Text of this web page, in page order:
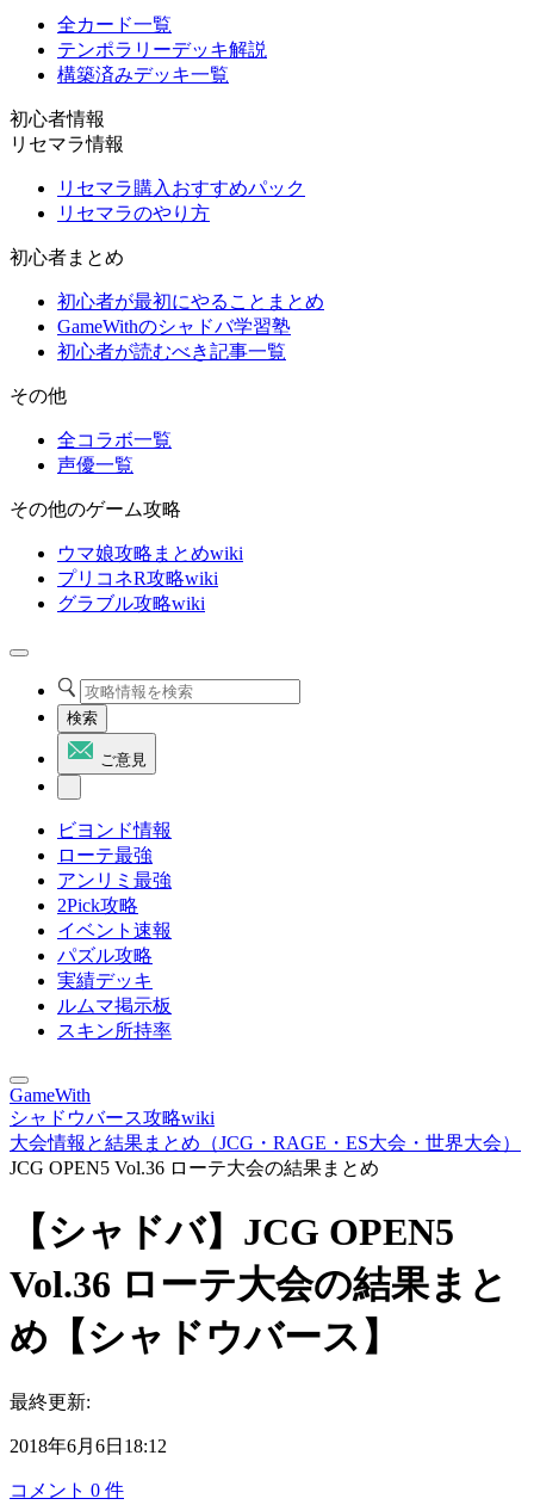
全カード一覧
テンポラリーデッキ解説
構築済みデッキ一覧
初心者情報
リセマラ情報
リセマラ購入おすすめパック
リセマラのやり方
初心者まとめ
初心者が最初にやることまとめ
GameWithのシャドバ学習塾
初心者が読むべき記事一覧
その他
全コラボ一覧
声優一覧
その他のゲーム攻略
ウマ娘攻略まとめwiki
プリコネR攻略wiki
グラブル攻略wiki
検索
ご意見
ビヨンド情報
ローテ最強
アンリミ最強
2Pick攻略
イベント速報
パズル攻略
実績デッキ
ルムマ掲示板
スキン所持率
GameWith
シャドウバース攻略wiki
大会情報と結果まとめ（JCG・RAGE・ES大会・世界大会）
JCG OPEN5 Vol.36 ローテ大会の結果まとめ
【シャドバ】JCG OPEN5
Vol.36 ローテ大会の結果まと
め【シャドウバース】
最終更新:
2018年6月6日18:12
コメント 0 件